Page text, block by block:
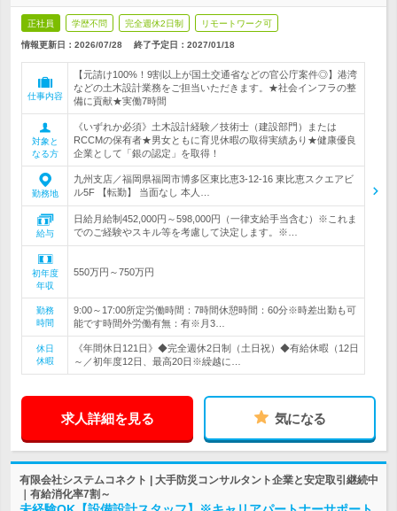
正社員 学歴不問 完全週休2日制 リモートワーク可
情報更新日：2026/07/28 終了予定日： 2027/01/18
仕事内容
【元請け100%！9割以上が国土交通省などの官公庁案件◎】港湾
などの土木設計業務をご担当いただきます。★社会インフラの整
備に貢献★実働7時間
対象と
なる方
《いずれか必須》土木設計経験／技術士（建設部門）または
RCCMの保有者★男女ともに育児休暇の取得実績あり★健康優良
企業として「銀の認定」を取得！
勤務地
九州支店／福岡県福岡市博多区東比恵3-12-16 東比恵スクエアビ
ル5F 【転勤】 当面なし 本人…
給与
日給月給制452,000円～598,000円（一律支給手当含む）※これま
でのご経験やスキル等を考慮して決定します。※…
初年度
年収
550万円～750万円
勤務
時間
9:00～17:00所定労働時間：7時間休憩時間：60分※時差出勤も可
能です時間外労働有無：有※月3…
休日
休暇
《年間休日121日》◆完全週休2日制（土日祝）◆有給休暇（12日
～／初年度12日、最高20日※繰越に…
求人詳細を見る 気になる
有限会社システムコネクト | 大手防災コンサルタント企業と安定取引継続中
｜有給消化率7割～